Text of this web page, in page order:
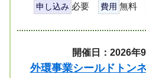
申し込み 必要 費用 無料
開催日：2026年
外環事業シールドトン